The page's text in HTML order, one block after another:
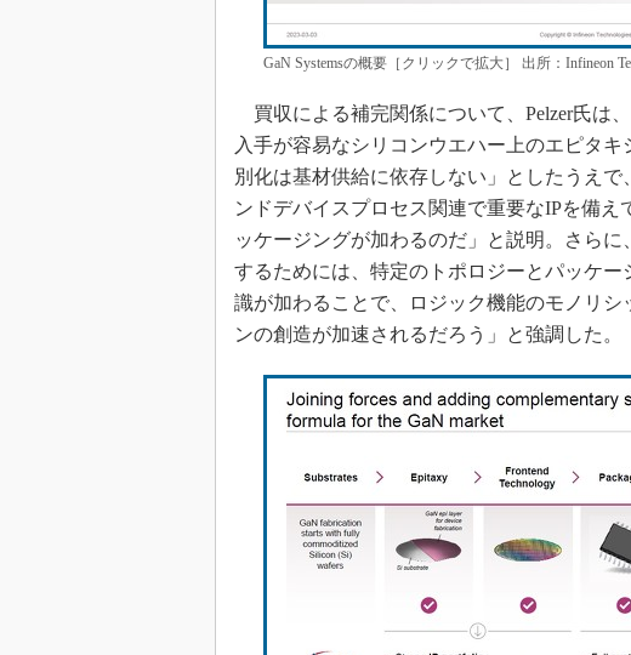
GaN Systemsの概要［クリックで拡大］ 出所：Infineon
買収による補完関係について、Pelzer氏は
入手が容易なシリコンウエハー上のエピタ
別化は基材供給に依存しない」としたうえ
ンドデバイスプロセス関連で重要なIPを備え
ッケージングが加わるのだ」と説明。さら
するためには、特定のトポロジーとパッケー
識が加わることで、ロジック機能のモノリ
ンの創造が加速されるだろう」と強調した。